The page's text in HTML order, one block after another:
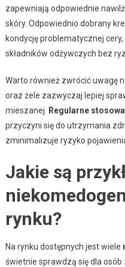
zapewniają odpowiednie
skóry. Odpowiednio dobrany
kondycję problematycznej
składników odżywczych bez
Warto również zwrócić uwagę
oraz żele zazwyczaj lepiej
mieszanej.
Regularne
przyczyni się do utrzymania
zminimalizuje ryzyko
Jakie są
rynku?
Na rynku dostępnych jest wiele
świetnie sprawdzą się dla osób